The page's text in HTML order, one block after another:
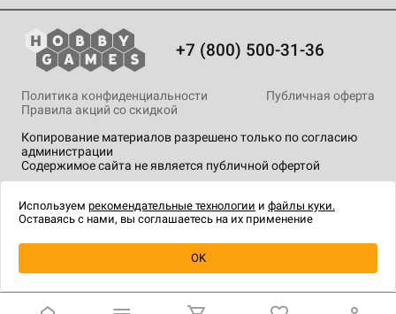
Купить| 2 590 ₽
+7 (800) 500-31-36
Копирование материалов разрешено только по согласию
администрации
Содержимое сайта не является публичной офертой
Политика конфиденциальности
Публичная оферта
Правила акций со скидкой
технологии.
Используем рекомендательные технологии и файлы куки.
Оставаясь с нами, вы соглашаетесь на их применение
OK